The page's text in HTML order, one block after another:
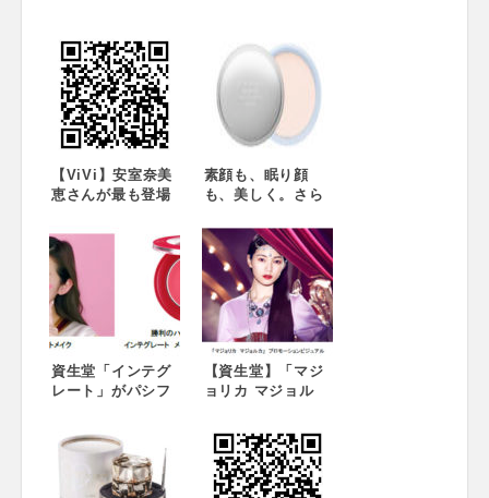
【ViVi】安室奈美
恵さんが最も登場
『ViVi』。34回目
のラストカバー＆
22Ｐの大特集！ ６
月23日発売！
素顔も、眠り顔
も、美しく。さら
白する夏の新習
慣。薬用美白スキ
ンケアパウダー
『エクサージュホ
ワイト ホワイトニ
ング パウダー』新
発売 2018年5月18
日（金）全国発売
～大政 絢さん出演
ーも同時公開中～
資生堂「インテグ
レート」がパシフ
ション！ ～今年
は「勝利のハート
メイク」で彩りま
【資生堂】「マジ
ョリカ マジョル
いくなれる さらさ
ら薬用パウダーと
ヘアライン整形パ
ウダー誕生 ～2018